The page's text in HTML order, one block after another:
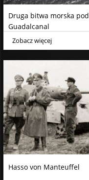
Druga bitwa morska pod
Guadalcanal
Zobacz więcej
Hasso von Manteuffel